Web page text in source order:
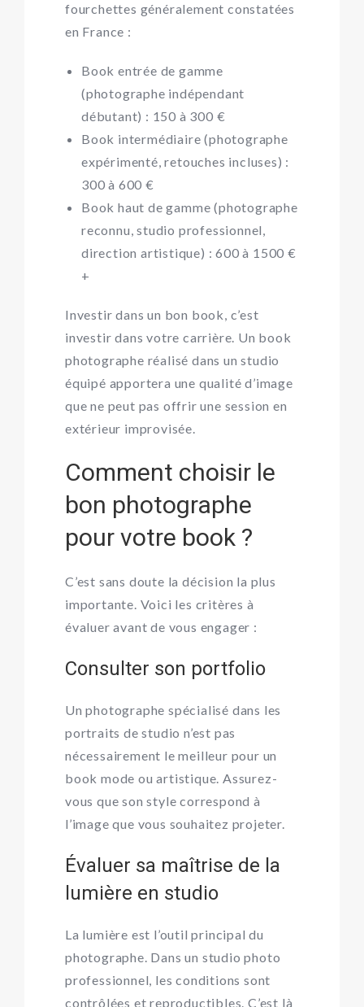
fourchettes généralement constatées
en France :
Book entrée de gamme
(photographe indépendant
débutant) : 150 à 300 €
Book intermédiaire (photographe
expérimenté, retouches incluses) :
300 à 600 €
Book haut de gamme (photographe
reconnu, studio professionnel,
direction artistique) : 600 à 1500 €
+
Investir dans un bon book, c’est
investir dans votre carrière. Un book
photographe réalisé dans un studio
équipé apportera une qualité d’image
que ne peut pas offrir une session en
extérieur improvisée.
Comment choisir le
bon photographe
pour votre book ?
C’est sans doute la décision la plus
importante. Voici les critères à
évaluer avant de vous engager :
Consulter son portfolio
Un photographe spécialisé dans les
portraits de studio n’est pas
nécessairement le meilleur pour un
book mode ou artistique. Assurez-
vous que son style correspond à
l’image que vous souhaitez projeter.
Évaluer sa maîtrise de la
lumière en studio
La lumière est l’outil principal du
photographe. Dans un studio photo
professionnel, les conditions sont
contrôlées et reproductibles. C’est là